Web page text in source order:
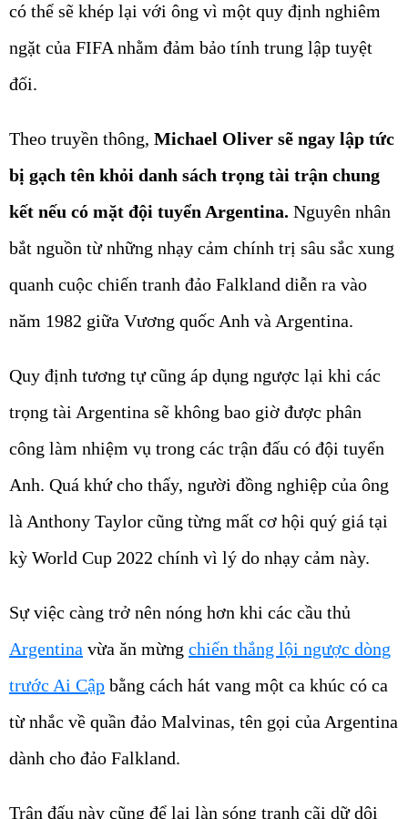
có thể sẽ khép lại với ông vì một quy định nghiêm
ngặt của FIFA nhằm đảm bảo tính trung lập tuyệt
đối.
Theo truyền thông, Michael Oliver sẽ ngay lập tức
bị gạch tên khỏi danh sách trọng tài trận chung
kết nếu có mặt đội tuyển Argentina. Nguyên nhân
bắt nguồn từ những nhạy cảm chính trị sâu sắc xung
quanh cuộc chiến tranh đảo Falkland diễn ra vào
năm 1982 giữa Vương quốc Anh và Argentina.
Quy định tương tự cũng áp dụng ngược lại khi các
trọng tài Argentina sẽ không bao giờ được phân
công làm nhiệm vụ trong các trận đấu có đội tuyển
Anh. Quá khứ cho thấy, người đồng nghiệp của ông
là Anthony Taylor cũng từng mất cơ hội quý giá tại
kỳ World Cup 2022 chính vì lý do nhạy cảm này.
Sự việc càng trở nên nóng hơn khi các cầu thủ
Argentina vừa ăn mừng chiến thắng lội ngược dòng
trước Ai Cập bằng cách hát vang một ca khúc có ca
từ nhắc về quần đảo Malvinas, tên gọi của Argentina
dành cho đảo Falkland.
Trận đấu này cũng để lại làn sóng tranh cãi dữ dội